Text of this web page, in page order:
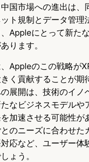
国市場への進出は、
ト規制とデータ管理
Appleにとって新た
ります。
Appleのこの戦略が
く貢献することが期
展開は、技術のイノ
なビジネスモデルや
加速させる可能性が
のニーズに合わせた
応など、ユーザー体
ょう。